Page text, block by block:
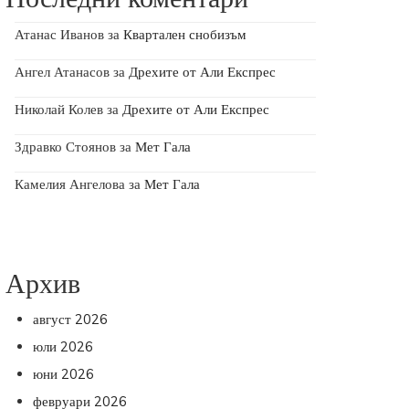
Атанас Иванов за Квартален снобизъм
Ангел Атанасов за Дрехите от Али Експрес
Николай Колев за Дрехите от Али Експрес
Здравко Стоянов за Мет Гала
Камелия Ангелова за Мет Гала
Архив
август 2026
юли 2026
юни 2026
февруари 2026